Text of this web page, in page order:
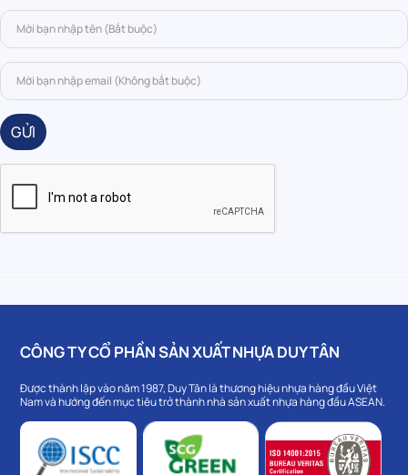
GỬI
CÔNG TY CỔ PHẦN SẢN XUẤT NHỰA DUY TÂN
Được thành lập vào năm 1987, Duy Tân là thương hiệu nhựa hàng đầu Việt
Nam và hướng đến mục tiêu trở thành nhà sản xuất nhựa hàng đầu ASEAN.